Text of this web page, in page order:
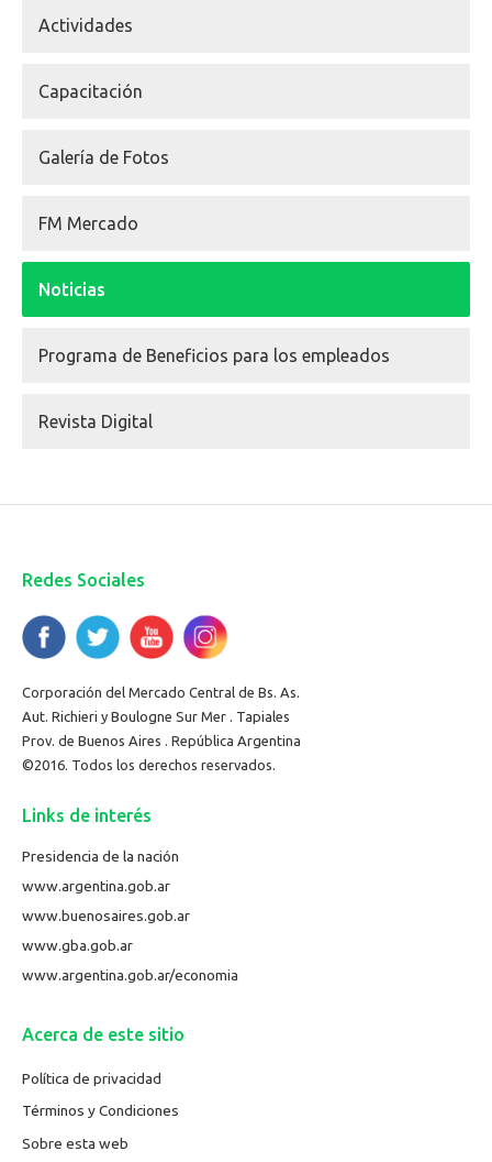
Actividades
Capacitación
Galería de Fotos
FM Mercado
Noticias
Programa de Beneficios para los empleados
Revista Digital
Redes Sociales
Corporación del Mercado Central de Bs. As.
Aut. Richieri y Boulogne Sur Mer . Tapiales
Prov. de Buenos Aires . República Argentina
©2016. Todos los derechos reservados.
Links de interés
Presidencia de la nación
www.argentina.gob.ar
www.buenosaires.gob.ar
www.gba.gob.ar
www.argentina.gob.ar/economia
Acerca de este sitio
Política de privacidad
Términos y Condiciones
Sobre esta web